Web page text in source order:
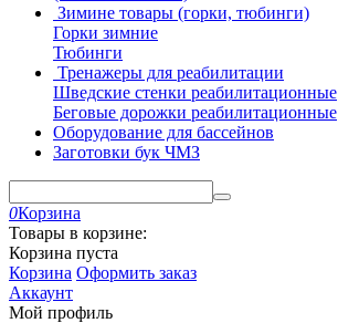
Зимине товары (горки, тюбинги)
Горки зимние
Тюбинги
Тренажеры для реабилитации
Шведские стенки реабилитационные
Беговые дорожки реабилитационные
Оборудование для бассейнов
Заготовки бук ЧМЗ
0Корзина
Товары в корзине:
Корзина пуста
Корзина Оформить заказ
Аккаунт
Мой профиль